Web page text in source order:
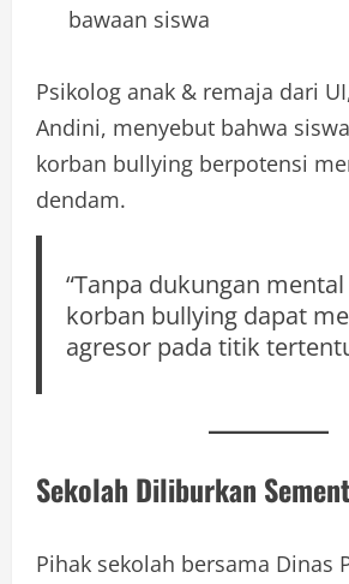
bawaan siswa
Psikolog anak & remaja dari
Andini, menyebut bahwa
korban bullying berpotensi
dendam.
“Tanpa dukungan
korban bullying dapat
agresor pada titik
Sekolah Diliburkan
Pihak sekolah bersama Dinas